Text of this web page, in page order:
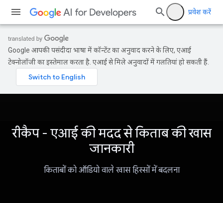
प्रवेश करें
Google आपकी पसंदीदा भाषा में कॉन्टेंट का अनुवाद करने के लिए, एआई
टेक्नोलॉजी का इस्तेमाल करता है. एआई से मिले अनुवादों में गलतियां हो सकती हैं.
रीकैप - एआई की मदद से किताब की खास
जानकारी
किताबों को ऑडियो वाले खास हिस्सों में बदलना